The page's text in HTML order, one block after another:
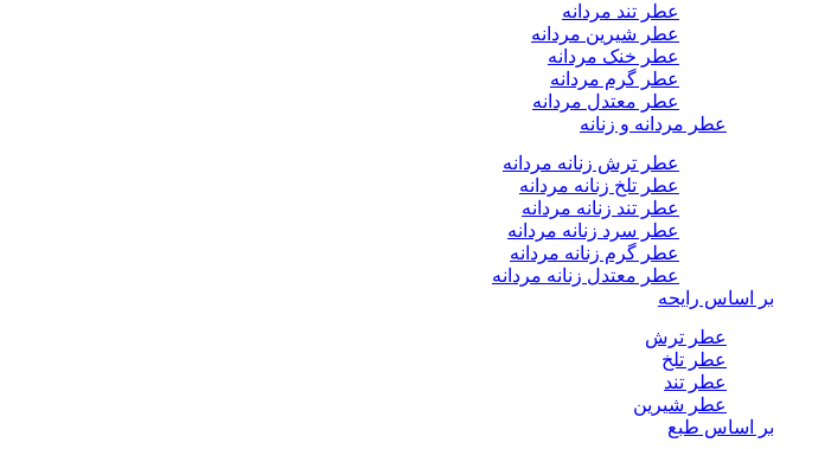
عطر تند مردانه
عطر شیرین مردانه
عطر خنک مردانه
عطر گرم مردانه
عطر معتدل مردانه
عطر مردانه و زنانه
عطر ترش زنانه مردانه
عطر تلخ زنانه مردانه
عطر تند زنانه مردانه
عطر سرد زنانه مردانه
عطر گرم زنانه مردانه
عطر معتدل زنانه مردانه
بر اساس رایحه
عطر ترش
عطر تلخ
عطر تند
عطر شیرین
بر اساس طبع